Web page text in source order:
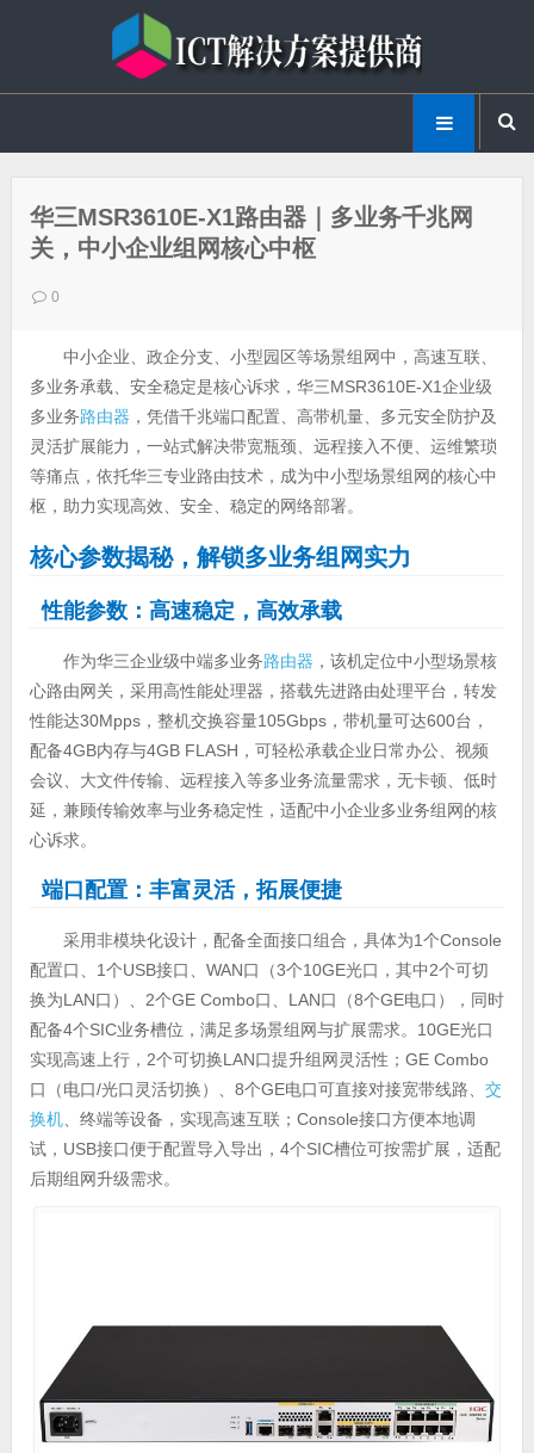
华三MSR3610E-X1路由器｜多业务千兆网
关，中小企业组网核心中枢
0
中小企业、政企分支、小型园区等场景组网中，高速互联、
多业务承载、安全稳定是核心诉求，华三MSR3610E-X1企业级
多业务路由器 ，凭借千兆端口配置、高带机量、多元安全防护及
灵活扩展能力，一站式解决带宽瓶颈、远程接入不便、运维繁琐
等痛点，依托华三专业路由技术，成为中小型场景组网的核心中
枢，助力实现高效、安全、稳定的网络部署。
核心参数揭秘，解锁多业务组网实力
性能参数：高速稳定，高效承载
作为华三企业级中端多业务路由器 ，该机定位中小型场景核
心路由网关，采用高性能处理器，搭载先进路由处理平台，转发
性能达30Mpps，整机交换容量105Gbps，带机量可达600台，
配备4GB内存与4GB FLASH，可轻松承载企业日常办公、视频
会议、大文件传输、远程接入等多业务流量需求，无卡顿、低时
延，兼顾传输效率与业务稳定性，适配中小企业多业务组网的核
心诉求。
端口配置：丰富灵活，拓展便捷
采用非模块化设计，配备全面接口组合，具体为1个Console
配置口、1个USB接口、WAN口（3个10GE光口，其中2个可切
换为LAN口）、2个GE Combo口、LAN口（8个GE电口），同时
配备4个SIC业务槽位，满足多场景组网与扩展需求。10GE光口
实现高速上行，2个可切换LAN口提升组网灵活性；GE Combo
口（电口/光口灵活切换）、8个GE电口可直接对接宽带线路、 交
换机、终端等设备，实现高速互联；Console接口方便本地调
试，USB接口便于配置导入导出，4个SIC槽位可按需扩展，适配
后期组网升级需求。